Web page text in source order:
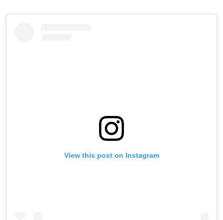
View this post on Instagram